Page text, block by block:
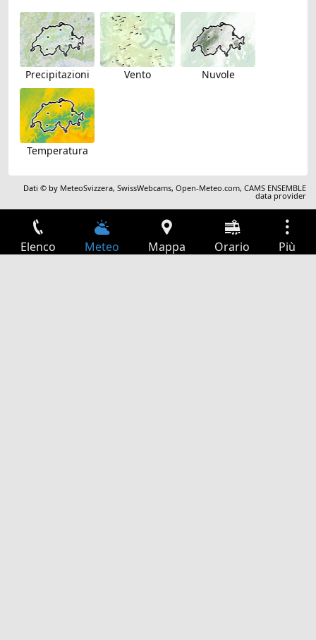
Precipitazioni Vento Nuvole
Temperatura
Dati © by MeteoSvizzera,SwissWebcams,Open-Meteo.com,CAMS ENSEMBLE
data provider
Elenco Meteo Mappa Orario Più